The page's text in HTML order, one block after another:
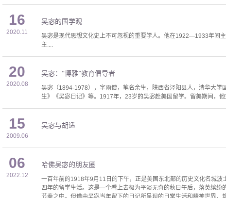
16
2020.11
吴宓的国学观
吴宓是现代思想文化史上不可忽视的重要学人。他在1922—1933年间
主....
20
2020.08
吴宓：“博雅”教育倡导者
吴宓（1894-1978），字雨僧，笔名余生，陕西省泾阳县人，清华大
生》《吴宓日记》等。1917年，23岁的吴宓赴美国留学。留美期间，
15
2009.06
吴宓与胡适
06
2022.12
哈佛吴宓的朋友圈
一百年前的1918年9月11日的下午，正是美国东北部的历史文化名城
四年的留学生活。这是一个看上去极为平淡无奇的秋日午后，落英缤
节奏之中。但借由吴宓当年留下的日记所呈现的日常生活和精神世界，